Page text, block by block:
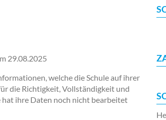
29.08.2025
welche die Schule auf ihrer
die Richtigkeit, Vollständigkeit und
ihre Daten noch nicht bearbeitet